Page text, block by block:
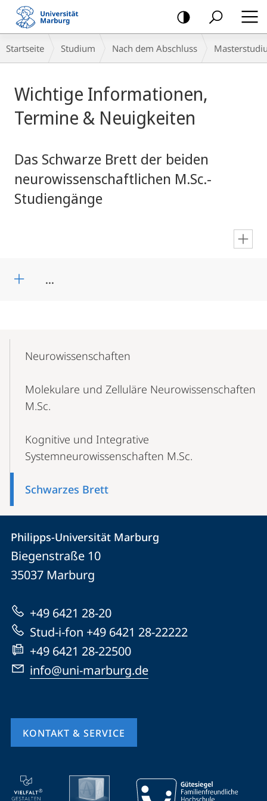
Mobile-
Navigation
Breadcrumb-
Navigation
Startseite Studium Nach dem Abschluss
Wichtige Informationen,
Termine & Neuigkeiten
Das Schwarze Brett der beiden
neurowissenschaftlichen M.Sc.-
Studiengänge
...
NavigationNeurowissenschaften
Molekulare und Zelluläre Neurowissenschaften
M.Sc.
Kognitive und Integrative
Systemneurowissenschaften M.Sc.
Schwarzes Brett
Kontakt
und
Informationen
zur
Website
Kontaktinformationen
Philipps-
Universität
Marburg
Philipps-Universität Marburg
Biegenstraße 10
35037 Marburg
+49 6421 28-20
Stud-i-fon +49 6421 28-22222
+49 6421 28-22500
info@uni-marburg.de
KONTAKT & SERVICE
Mobile-
Service-